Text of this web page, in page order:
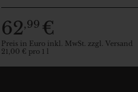
62,99 €
Preis in Euro inkl. MwSt. zzgl. Versand
21,00 € pro 1 l